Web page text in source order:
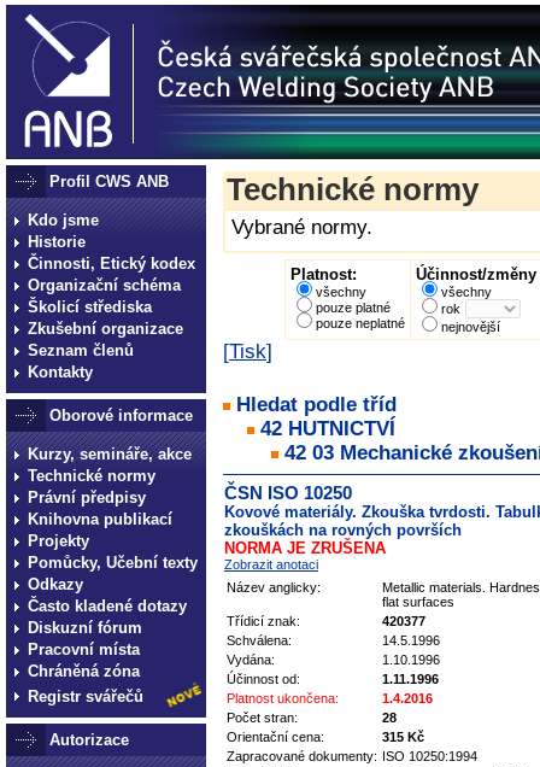
Profil CWS ANB
Kdo jsme
Historie
Činnosti, Etický kodex
Organizační schéma
Školicí střediska
Zkušební organizace
Seznam členů
Kontakty
Oborové informace
Kurzy, semináře, akce
Technické normy
Právní předpisy
Knihovna publikací
Projekty
Pomůcky, Učební texty
Odkazy
Často kladené dotazy
Diskuzní fórum
Pracovní místa
Chráněná zóna
Registr svářečů
Autorizace
Technické normy
Vybrané normy.
Platnost:
všechny
pouze platné
pouze neplatné
Účinnost/změny
všechny
rok
nejnovější
[Tisk]
Hledat podle tříd
42 HUTNICTVÍ
42 03 Mechanické
ČSN ISO 10250
Kovové materiály. Zkouška tvrdosti.
zkouškách na rovných površích
NORMA JE ZRUŠENA
Zobrazit anotaci
Název anglicky:
Metallic materials.
flat surfaces
Třídicí znak:
420377
Schválena:
14.5.1996
Vydána:
1.10.1996
Účinnost od:
1.11.1996
Platnost ukončena:
1.4.2016
Počet stran:
28
Orientační cena:
315 Kč
Zapracované dokumenty:
ISO 10250:1994